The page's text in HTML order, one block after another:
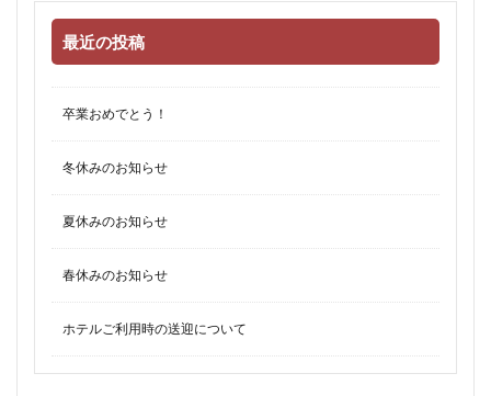
最近の投稿
卒業おめでとう！
冬休みのお知らせ
夏休みのお知らせ
春休みのお知らせ
ホテルご利用時の送迎について